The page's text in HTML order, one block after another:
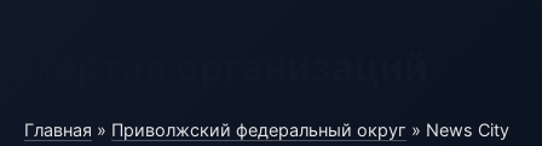
Главная » Приволжский федеральный округ » News City